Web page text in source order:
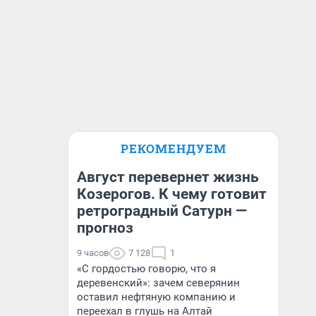
РЕКОМЕНДУЕМ
Август перевернет жизнь
Козерогов. К чему готовит
ретроградный Сатурн —
прогноз
9 часов 7 128 1
«С гордостью говорю, что я
деревенский»: зачем северянин
оставил нефтяную компанию и
переехал в глушь на Алтай